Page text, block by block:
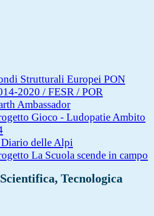
Strutturali Europei PON
2020 / FESR / POR
Ambassador
Gioco - Ludopatie Ambito
delle Alpi
La Scuola scende in campo
Tecnologica